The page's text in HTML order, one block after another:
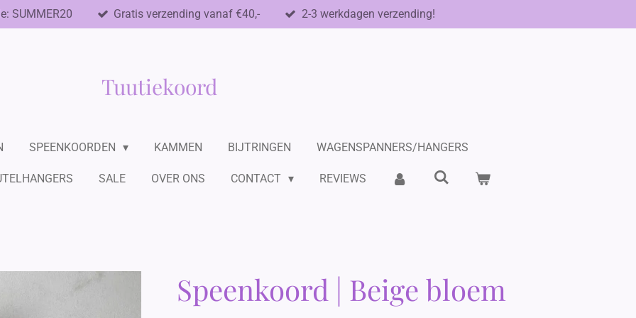
SUMMER20 Gratis verzending vanaf €40,- 2-3 werkdagen verzending!
Tuutiekoord
SPEENKOORDEN KAMMEN BIJTRINGEN WAGENSPANNERS/HANGERS
SALE OVER ONS CONTACT REVIEWS
Speenkoord | Beige bloem